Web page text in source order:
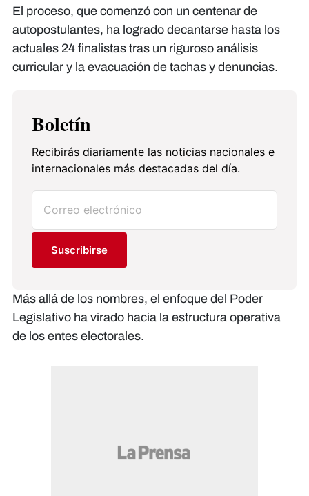
El proceso, que comenzó con un centenar de
autopostulantes, ha logrado decantarse hasta los
actuales 24 finalistas tras un riguroso análisis
curricular y la evacuación de tachas y denuncias.
Boletín
Recibirás diariamente las noticias nacionales e
internacionales más destacadas del día.
Suscribirse
​Más allá de los nombres, el enfoque del Poder
Legislativo ha virado hacia la estructura operativa
de los entes electorales.